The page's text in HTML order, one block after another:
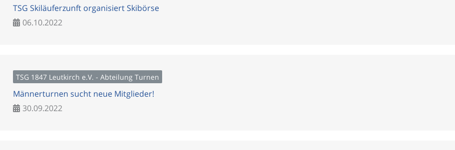
TSG Skiläuferzunft organisiert Skibörse
06.10.2022
TSG 1847 Leutkirch e.V. - Abteilung Turnen
Männerturnen sucht neue Mitglieder!
30.09.2022